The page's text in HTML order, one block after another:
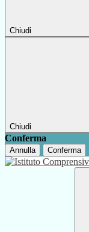
Chiudi
Chiudi
Conferma
Annulla Conferma